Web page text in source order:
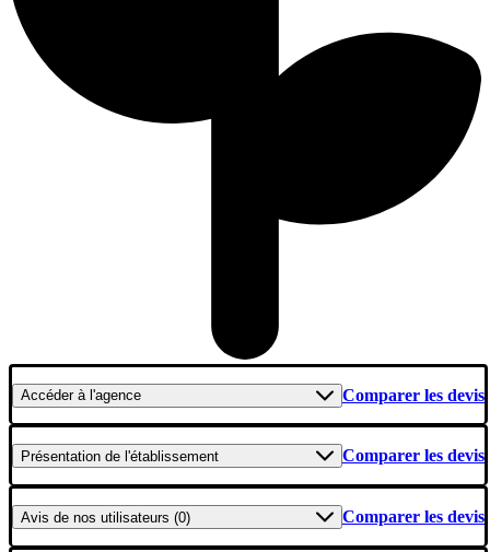
Accéderà l'agence Comparer les devis
Présentation de l'établissement Comparer les devis
Avis de nos utilisateurs (0) Comparer les devis